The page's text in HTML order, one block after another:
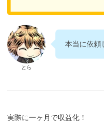
とら
本当に依頼
実際に一ヶ月で収益化！